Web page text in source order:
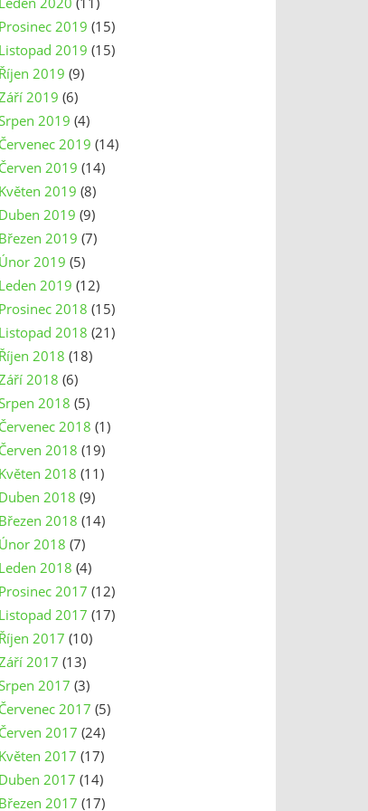
Prosinec 2019 (15)
Listopad 2019 (15)
Říjen 2019 (9)
2019 (6)
2019 (4)
Červenec 2019 (14)
Červen 2019 (14)
Květen 2019 (8)
Duben 2019 (9)
Březen 2019 (7)
Únor 2019 (5)
Leden 2019 (12)
Prosinec 2018 (15)
Listopad 2018 (21)
Říjen 2018 (18)
2018 (6)
2018 (5)
Červenec 2018 (1)
Červen 2018 (19)
Květen 2018 (11)
Duben 2018 (9)
Březen 2018 (14)
Únor 2018 (7)
Leden 2018 (4)
Prosinec 2017 (12)
Listopad 2017 (17)
Říjen 2017 (10)
2017 (13)
2017 (3)
Červenec 2017 (5)
Červen 2017 (24)
Květen 2017 (17)
Duben 2017 (14)
Březen 2017 (17)